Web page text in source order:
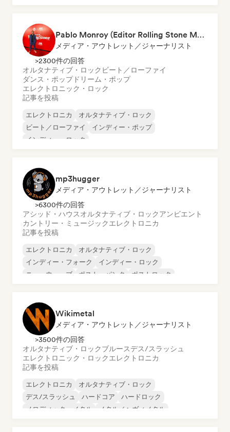
Pablo Monroy (Editor Rolling Stone México)
メディア・アウトレット／ジャーナリスト
>2300件の回答
オルタナティブ・ロック ビート／ローファイ
ダンス・ポップドリーム・ポップ
エレクトロニック・ロック
記事を投稿
エレクトロニカ
オルタナティブ・ロック
ビート／ローファイ
インディー・ポップ
インディー・ロック
mp3hugger
メディア・アウトレット／ジャーナリスト
>6300件の回答
アシッド・ハウスオルタナティブ・ロックアンビエント
カントリー・ミュージックエレクトロニカ
記事を投稿
エレクトロニカ
オルタナティブ・ロック
インディー・フォーク
インディー・ロック
ニューウェーブ
ポスト・パンク
ポストロック
Wikimetal
メディア・アウトレット／ジャーナリスト
>3500件の回答
オルタナティブ・ロックブルースデス/スラッシュ
エレクトロニック・ロックエレクトロニカ
記事を投稿
エレクトロニカ
オルタナティブ・ロック
デス/スラッシュ
ハードコア
ハードロック
メロディック・メタル
メタル／ヘヴィメタル